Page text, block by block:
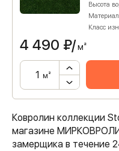
Высота
Класс
4 490 ₽/м²
м²
Ковролин коллекции
магазине
замерщика в течение